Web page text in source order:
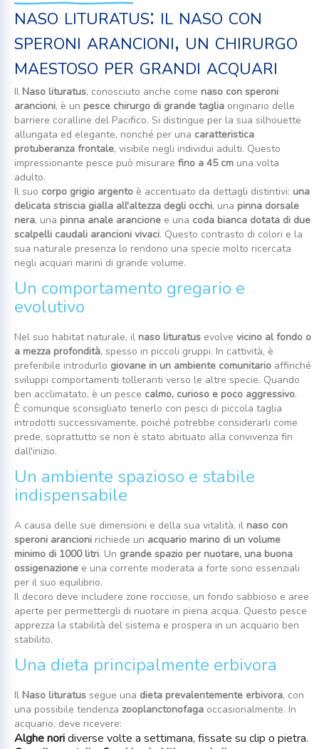
naso lituratus: il naso con
speroni arancioni, un chirurgo
maestoso per grandi acquari
Il Naso lituratus, conosciuto anche come naso con speroni
arancioni, è un pesce chirurgo di grande taglia originario delle
barriere coralline del Pacifico. Si distingue per la sua silhouette
allungata ed elegante, nonché per una caratteristica
protuberanza frontale, visibile negli individui adulti. Questo
impressionante pesce può misurare fino a 45 cm una volta
adulto.
Il suo corpo grigio argento è accentuato da dettagli distintivi: una
delicata striscia gialla all'altezza degli occhi, una pinna dorsale
nera, una pinna anale arancione e una coda bianca dotata di due
scalpelli caudali arancioni vivaci. Questo contrasto di colori e la
sua naturale presenza lo rendono una specie molto ricercata
negli acquari marini di grande volume.
Un comportamento gregario e
evolutivo
Nel suo habitat naturale, il naso lituratus evolve vicino al fondo o
a mezza profondità, spesso in piccoli gruppi. In cattività, è
preferibile introdurlo giovane in un ambiente comunitario affinché
sviluppi comportamenti tolleranti verso le altre specie. Quando
ben acclimatato, è un pesce calmo, curioso e poco aggressivo.
È comunque sconsigliato tenerlo con pesci di piccola taglia
introdotti successivamente, poiché potrebbe considerarli come
prede, soprattutto se non è stato abituato alla convivenza fin
dall'inizio.
Un ambiente spazioso e stabile
indispensabile
A causa delle sue dimensioni e della sua vitalità, il naso con
speroni arancioni richiede un acquario marino di un volume
minimo di 1000 litri. Un grande spazio per nuotare, una buona
ossigenazione e una corrente moderata a forte sono essenziali
per il suo equilibrio.
Il decoro deve includere zone rocciose, un fondo sabbioso e aree
aperte per permettergli di nuotare in piena acqua. Questo pesce
apprezza la stabilità del sistema e prospera in un acquario ben
stabilito.
Una dieta principalmente erbivora
Il Naso lituratus segue una dieta prevalentemente erbivora, con
una possibile tendenza zooplanctonofaga occasionalmente. In
acquario, deve ricevere:
Alghe noridiverse volte a settimana, fissate su clip o pietra.